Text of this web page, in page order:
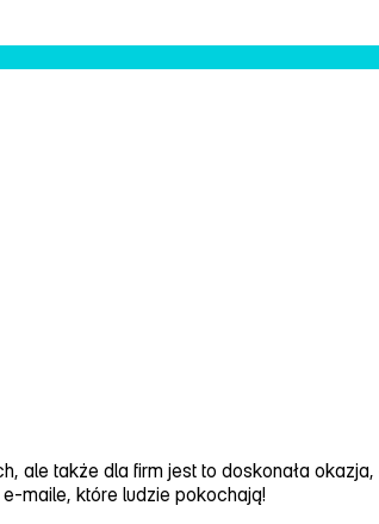
ale także dla firm jest to doskonała
które ludzie pokochają!